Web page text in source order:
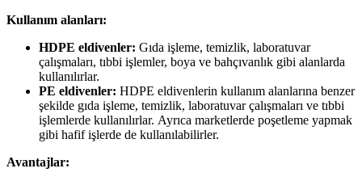
Kullanım alanları:
HDPE eldivenler: Gıda işleme, temizlik, laboratuvar
çalışmaları, tıbbi işlemler, boya ve bahçıvanlık gibi alanlarda
kullanılırlar.
PE eldivenler: HDPE eldivenlerin kullanım alanlarına benzer
şekilde gıda işleme, temizlik, laboratuvar çalışmaları ve tıbbi
işlemlerde kullanılırlar. Ayrıca marketlerde poşetleme yapmak
gibi hafif işlerde de kullanılabilirler.
Avantajlar: